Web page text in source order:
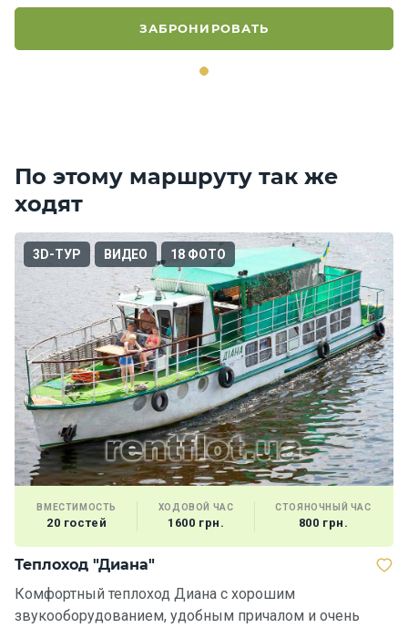
ЗАБРОНИРОВАТЬ
По этому маршруту так же
ходят
3D-ТУР ВИДЕО 18 ФОТО
ВМЕСТИМОСТЬ
20 гостей
ХОДОВОЙ ЧАС
1600 грн.
СТОЯНОЧНЫЙ ЧАС
800 грн.
Теплоход "Диана"
Комфортный теплоход Диана c хорошим
звукооборудованием, удобным причалом и очень